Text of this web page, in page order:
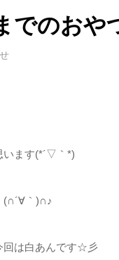
でのお
います(*´▽｀*)
(∩´∀｀)∩♪
回は白あんです☆彡